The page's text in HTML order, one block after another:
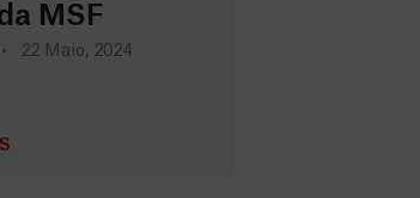
MSF
22 Maio, 2024